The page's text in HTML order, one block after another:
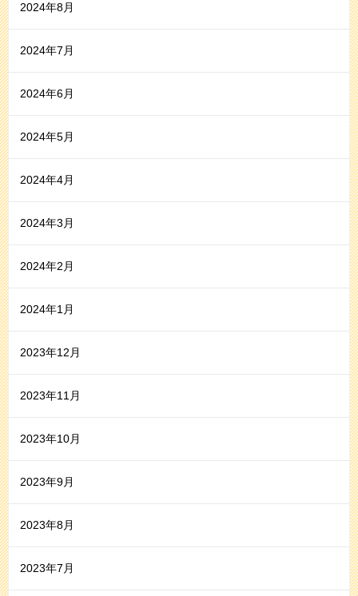
2024年8月
2024年7月
2024年6月
2024年5月
2024年4月
2024年3月
2024年2月
2024年1月
2023年12月
2023年11月
2023年10月
2023年9月
2023年8月
2023年7月